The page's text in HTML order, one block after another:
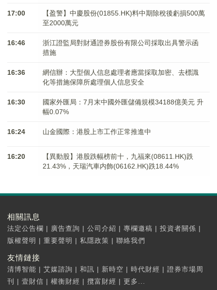
17:00
【盈警】中慶股份(01855.HK)料中期除稅後虧損500萬
至2000萬元
16:46
浙江證監局對財通證券股份有限公司採取出具警示函
措施
16:36
網信辦：大型個人信息處理者應當採取加密、去標識
化等措施保障所處理個人信息安全
16:30
國家外匯局：7月末中國外匯儲備規模34188億美元 升
幅0.07%
16:24 山金國際：港股上市工作正常推進中
16:20
【異動股】港股跌幅榜前十，九福來(08611.HK)跌
21.43%，天瑞汽車内飾(06162.HK)跌18.44%
相關訊息
法定公告欄 | 廣告查詢 | 公司介紹 | 專欄邀稿 | 投資者關係 |
版權聲明 | 重要聲明 | 私隱政策 | 聯絡我們
友情鏈接
清博智能 | 艾媒諮詢 | 和訊 | 新時空 | 時代財經 | 證券市場周
刊
| 壹財信 | 權衡財經 | 攬富財經 | 更多...